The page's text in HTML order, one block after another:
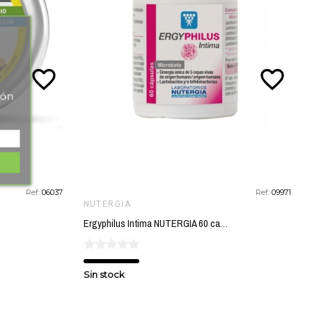
Ref: 06037
favorite_border
Ref: 09971
NUTERGIA
Ergyphilus Intima NUTERGIA 60 capsulas
Sin stock
favorite_border